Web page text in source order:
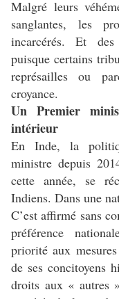
Malgré leurs
sanglantes, les
incarcérés. Et
puisque certains
représailles ou
croyance.
Un Premier
intérieur
En Inde, la
ministre depuis
cette année, se
Indiens. Dans une
C’est affirmé sans
préférence
priorité aux
de ses concitoyens
droits aux « autres